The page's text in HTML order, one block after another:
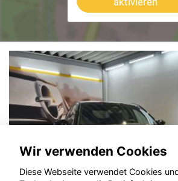
Wir verwenden Cookies
Diese Webseite verwendet Cookies